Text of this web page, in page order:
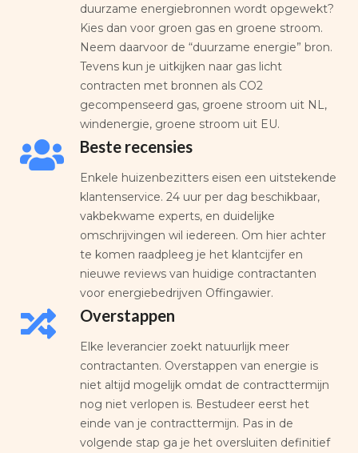
duurzame energiebronnen wordt opgewekt?
Kies dan voor groen gas en groene stroom.
Neem daarvoor de “duurzame energie” bron.
Tevens kun je uitkijken naar gas licht
contracten met bronnen als CO2
gecompenseerd gas, groene stroom uit NL,
windenergie, groene stroom uit EU.
Beste recensies
Enkele huizenbezitters eisen een uitstekende
klantenservice. 24 uur per dag beschikbaar,
vakbekwame experts, en duidelijke
omschrijvingen wil iedereen. Om hier achter
te komen raadpleeg je het klantcijfer en
nieuwe reviews van huidige contractanten
voor energiebedrijven Offingawier.
Overstappen
Elke leverancier zoekt natuurlijk meer
contractanten. Overstappen van energie is
niet altijd mogelijk omdat de contracttermijn
nog niet verlopen is. Bestudeer eerst het
einde van je contracttermijn. Pas in de
volgende stap ga je het oversluiten definitief